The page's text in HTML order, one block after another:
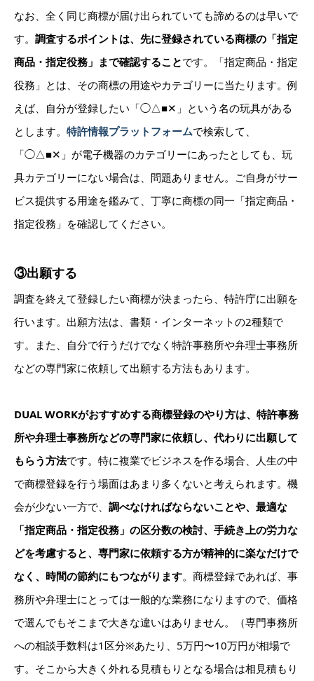
なお、全く同じ商標が届け出られていても諦めるのは早いで
す。 調査するポイントは、先に登録されている商標の 「指定
商品・指定役務」 まで確認することです。
「指定商品・指定
役務」 とは、その商標の用途やカテゴリーに当たります。例
えば、自分が登録したい「◯△■✕」という名の玩具がある
とします。 特許情報プラットフォームで検索して、
「◯△■✕」が電子機器のカテゴリーにあったとしても、玩
具カテゴリーにない場合は、問題ありません。ご自身がサー
ビス提供する用途を鑑みて、丁寧に商標の同一 「指定商品・
指定役務」を確認してください。
③出願する
調査を終えて登録したい商標が決まったら、特許庁に出願を
行います。出願方法は、書類・インターネットの2種類で
す。また、自分で行うだけでなく特許事務所や弁理士事務所
などの専門家に依頼して出願する方法もあります。
DUAL WORKがおすすめする商標登録のやり方は、特許事務
所や弁理士事務所などの専門家に依頼し、代わりに出願して
もらう方法です。特に複業でビジネスを作る場合、人生の中
で商標登録を行う場面はあまり多くないと考えられます。機
会が少ない一方で、 調べなければならないことや、最適な
「指定商品・指定役務」の区分数の検討、 手続き上の労力な
どを考慮すると、専門家に依頼する方が精神的に楽なだけで
なく、時間の節約にもつながります。商標登録であれば、事
務所や弁理士にとっては一般的な業務になりますので、価格
で選んでもそこまで大きな違いはありません。
（専門事務所
への相談手数料は1区分※あたり、5万円〜10万円が相場で
す。そこから大きく外れる見積もりとなる場合は相見積もり